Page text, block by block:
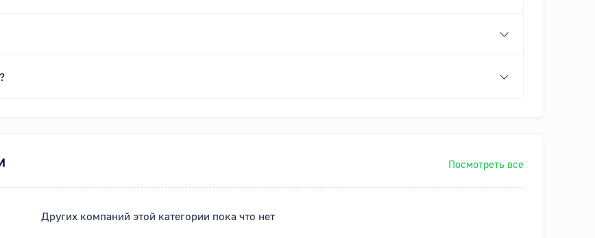
Посмотреть все
Других компаний этой категории пока что нет